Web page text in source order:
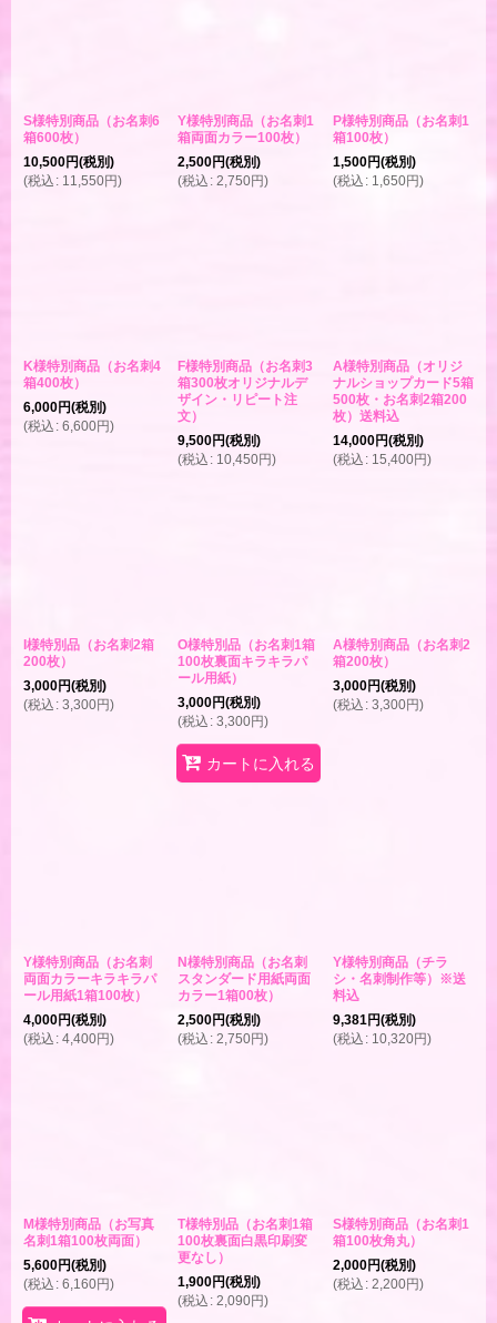
S様特別商品（お名刺6
箱600枚）
10,500円(税別)
(税込 : 11,550円)
Y様特別商品（お名刺1
箱両面カラー100枚）
2,500円(税別)
(税込 : 2,750円)
P様特別商品（お名刺1
箱100枚）
1,500円(税別)
(税込 : 1,650円)
K様特別商品（お名刺4
箱400枚）
6,000円(税別)
(税込 : 6,600円)
F様特別商品（お名刺3
箱300枚オリジナルデ
ザイン・リピート注
文）
9,500円(税別)
(税込 : 10,450円)
A様特別商品（オリジ
ナルショップカード5箱
500枚・お名刺2箱200
枚）送料込
14,000円(税別)
(税込 : 15,400円)
I様特別品（お名刺2箱
200枚）
3,000円(税別)
(税込 : 3,300円)
O様特別品（お名刺1箱
100枚裏面キラキラパ
ール用紙）
3,000円(税別)
(税込 : 3,300円)
カートに入れる
A様特別商品（お名刺2
箱200枚）
3,000円(税別)
(税込 : 3,300円)
Y様特別商品（お名刺
両面カラーキラキラパ
ール用紙1箱100枚）
4,000円(税別)
(税込 : 4,400円)
N様特別商品（お名刺
スタンダード用紙両面
カラー1箱00枚）
2,500円(税別)
(税込 : 2,750円)
Y様特別商品（チラ
シ・名刺制作等）※送
料込
9,381円(税別)
(税込 : 10,320円)
M様特別商品（お写真
名刺1箱100枚両面）
5,600円(税別)
(税込 : 6,160円)
T様特別品（お名刺1箱
100枚裏面白黒印刷変
更なし）
1,900円(税別)
(税込 : 2,090円)
S様特別商品（お名刺1
箱100枚角丸）
2,000円(税別)
(税込 : 2,200円)